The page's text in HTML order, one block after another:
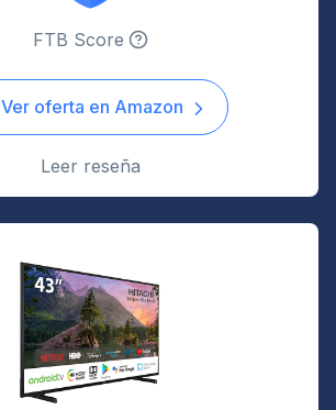
FTB Score
Ver oferta en Amazon
Leer reseña